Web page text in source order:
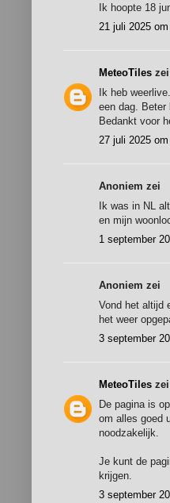
Ik hoopte 18
21 juli 2025
MeteoTiles zei
Ik heb
een dag. Beter
Bedankt voor
27 juli 2025
Anoniem zei
Ik was in NL
en mijn
1 september
Anoniem zei
Vond het altijd
het weer
3 september
MeteoTiles zei
De pagina is
om alles goed
noodzakelijk.
Je kunt de
krijgen.
3 september